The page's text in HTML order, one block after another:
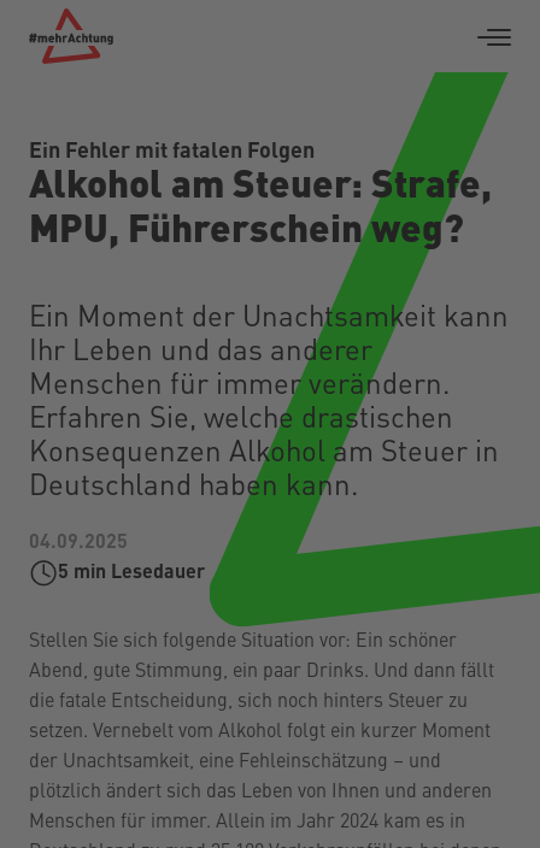
Ein Fehler mit fatalen Folgen
Alkohol am Steuer: Strafe,
MPU, Führerschein weg?
Ein Moment der Unachtsamkeit kann
Ihr Leben und das anderer
Menschen für immer verändern.
Erfahren Sie, welche drastischen
Konsequenzen Alkohol am Steuer in
Deutschland haben kann.
04.09.2025
5 min Lesedauer
Stellen Sie sich folgende Situation vor: Ein schöner
Abend, gute Stimmung, ein paar Drinks. Und dann fällt
die fatale Entscheidung, sich noch hinters Steuer zu
setzen. Vernebelt vom Alkohol folgt ein kurzer Moment
der Unachtsamkeit, eine Fehleinschätzung – und
plötzlich ändert sich das Leben von Ihnen und anderen
Menschen für immer. Allein im Jahr 2024 kam es in